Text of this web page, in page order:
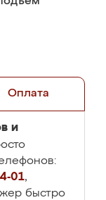
Оплата
и
01,
быстро